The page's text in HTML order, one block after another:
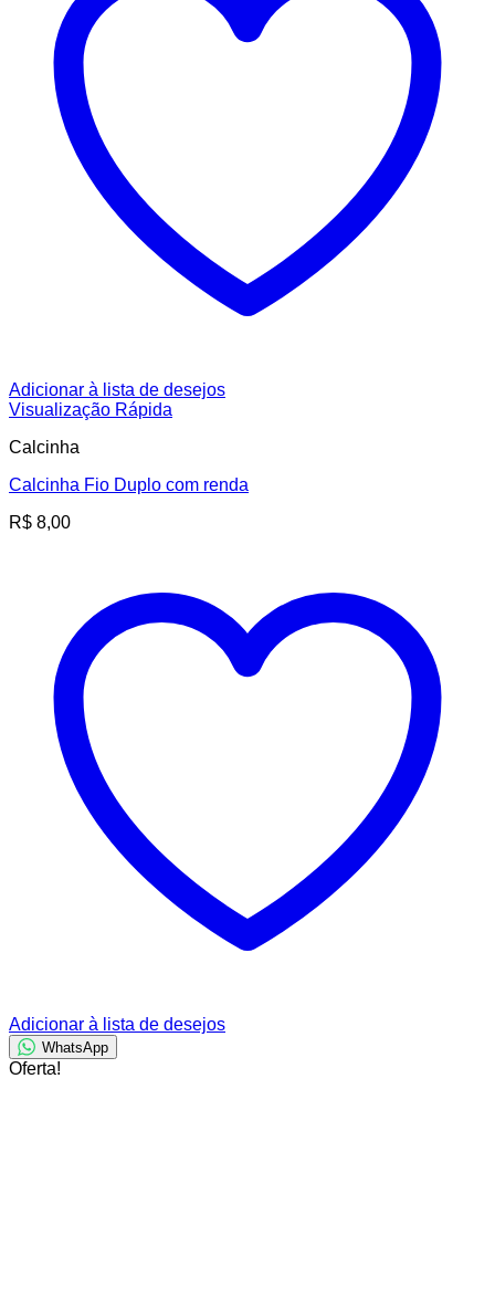
Adicionar à lista de desejos
Visualização Rápida
Calcinha
Calcinha Fio Duplo com renda
R$ 8,00
Adicionar à lista de desejos
WhatsApp
Oferta!